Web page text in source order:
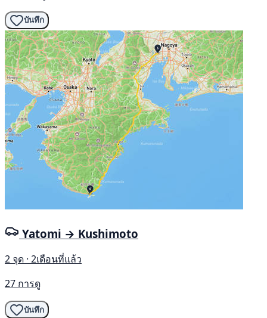
บันทึก
Yatomi → Kushimoto
2 จุด · 2เดือนที่แล้ว
27 การดู
บันทึก